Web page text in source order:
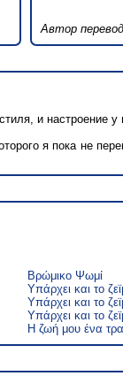
Автор
и настроение у
я пока не
Βρώμικο Ψωμί
Υπάρχει και το
Υπάρχει και το
Υπάρχει και το
Η ζωή μου ένα